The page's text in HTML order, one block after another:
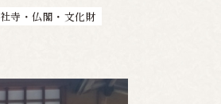
社寺・仏閣・文化財